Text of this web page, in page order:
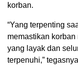
korban.
“Yang terpenting
memastikan
yang layak dan
terpenuhi,”